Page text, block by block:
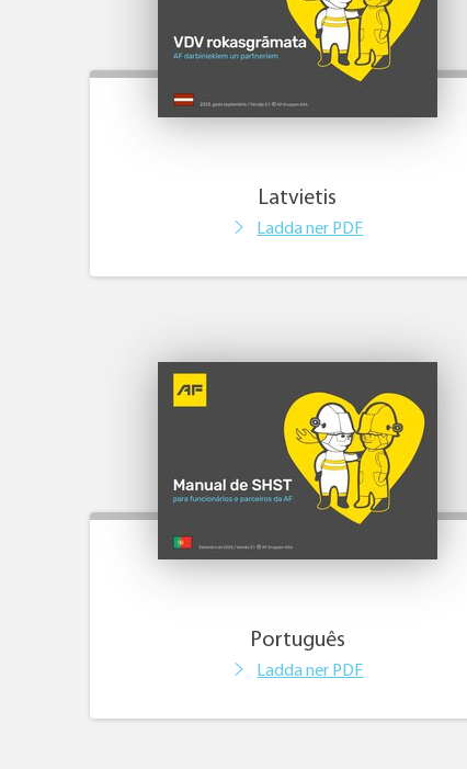
Latvietis
Ladda ner PDF
Português
Ladda ner PDF